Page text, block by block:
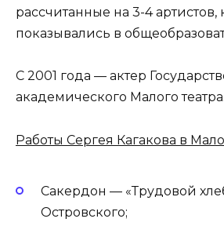
рассчитанные на 3-4 артистов,
показывались в
C 2001 года — актер
академического Малого театра.
Работы Сергея Кагакова в
Сакердон — «Трудовой
Островского;